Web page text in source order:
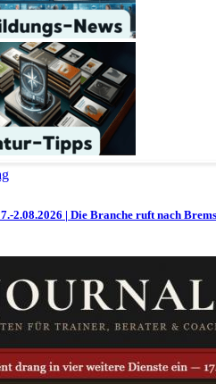
2.08.2026 | Die Branche ruft nach